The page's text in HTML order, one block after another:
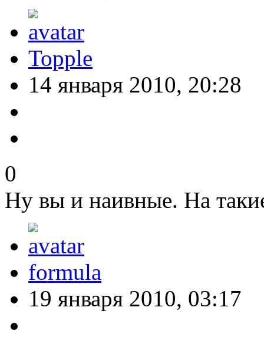
Topple
14 января 2010, 20:28
0
Ну вы и наивные. На
formula
19 января 2010, 03:17